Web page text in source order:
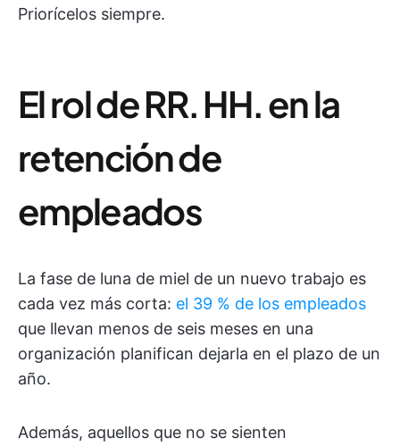
Priorícelos siempre.
El rol de RR. HH. en la
retención de
empleados
La fase de luna de miel de un nuevo trabajo es
cada vez más corta: el 39 % de los empleados
que llevan menos de seis meses en una
organización planifican dejarla en el plazo de un
año.
Además, aquellos que no se sienten